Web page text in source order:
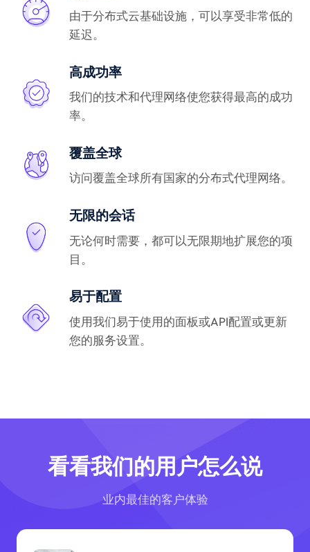
由于分布式云基础设施，可以享受非常低的
延迟。
高成功率
我们的技术和代理网络使您获得最高的成功
率。
覆盖全球
访问覆盖全球所有国家的分布式代理网络。
无限的会话
无论何时需要，都可以无限期地扩展您的项
目。
易于配置
使用我们易于使用的面板或API配置或更新
您的服务设置。
看看我们的用户怎么说
业内最佳的客户体验